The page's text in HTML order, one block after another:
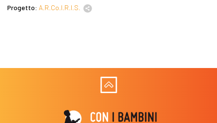
Progetto: A.R.Co.I.R.I.S.